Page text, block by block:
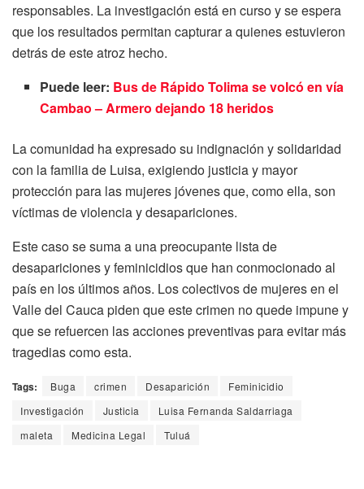
responsables. La investigación está en curso y se espera
que los resultados permitan capturar a quienes estuvieron
detrás de este atroz hecho.
Puede leer: Bus de Rápido Tolima se volcó en vía
Cambao – Armero dejando 18 heridos
La comunidad ha expresado su indignación y solidaridad
con la familia de Luisa, exigiendo justicia y mayor
protección para las mujeres jóvenes que, como ella, son
víctimas de violencia y desapariciones.
Este caso se suma a una preocupante lista de
desapariciones y feminicidios que han conmocionado al
país en los últimos años. Los colectivos de mujeres en el
Valle del Cauca piden que este crimen no quede impune y
que se refuercen las acciones preventivas para evitar más
tragedias como esta.
Tags: Buga crimen Desaparición
Feminicidio
Investigación
Justicia
Luisa Fernanda Saldarriaga
maleta
Medicina Legal Tuluá